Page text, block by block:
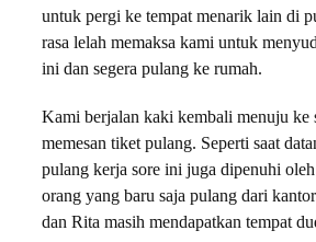
untuk pergi ke tempat menarik lain di
rasa lelah memaksa kami untuk
ini dan segera pulang ke rumah.
Kami berjalan kaki kembali menuju ke
memesan tiket pulang. Seperti saat
pulang kerja sore ini juga dipenuhi
orang yang baru saja pulang dari
dan Rita masih mendapatkan tempat